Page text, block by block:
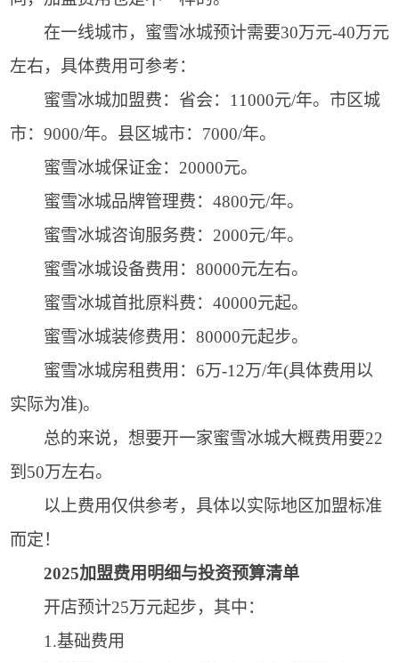
在一线城市，蜜雪冰城预计需要30万元-40万元
左右，具体费用可参考：
蜜雪冰城加盟费：省会：11000元/年。市区城
市：9000/年。县区城市：7000/年。
蜜雪冰城保证金：20000元。
蜜雪冰城品牌管理费：4800元/年。
蜜雪冰城咨询服务费：2000元/年。
蜜雪冰城设备费用：80000元左右。
蜜雪冰城首批原料费：40000元起。
蜜雪冰城装修费用：80000元起步。
蜜雪冰城房租费用：6万-12万/年(具体费用以
实际为准)。
总的来说，想要开一家蜜雪冰城大概费用要22
到50万左右。
以上费用仅供参考，具体以实际地区加盟标准
而定！
2025加盟费用明细与投资预算清单
开店预计25万元起步，其中：
1.基础费用